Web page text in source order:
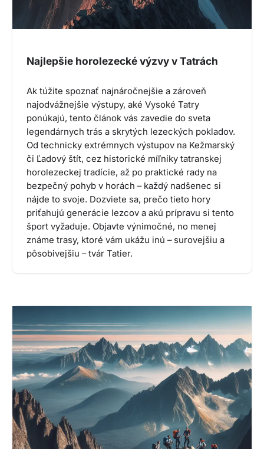
Najlepšie horolezecké výzvy v Tatrách
Ak túžite spoznať najnáročnejšie a zároveň
najodvážnejšie výstupy, aké Vysoké Tatry
ponúkajú, tento článok vás zavedie do sveta
legendárnych trás a skrytých lezeckých pokladov.
Od technicky extrémnych výstupov na Kežmarský
či Ľadový štít, cez historické míľniky tatranskej
horolezeckej tradície, až po praktické rady na
bezpečný pohyb v horách – každý nadšenec si
nájde to svoje. Dozviete sa, prečo tieto hory
priťahujú generácie lezcov a akú prípravu si tento
šport vyžaduje. Objavte výnimočné, no menej
známe trasy, ktoré vám ukážu inú – surovejšiu a
pôsobivejšiu – tvár Tatier.